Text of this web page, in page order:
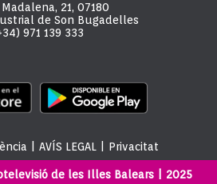
21, 07180
de Son Bugadelles
971 139 333
AVÍS LEGAL Privacitat
de les Illes Balears | 2025